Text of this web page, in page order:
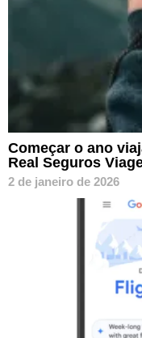
Começar o ano
Real Seguros
2 de janeiro de 2026